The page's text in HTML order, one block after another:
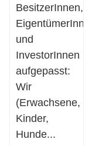
BesitzerInnen,
und
InvestorInnen
aufgepasst:
Wir
(Erwachsene,
Kinder,
Hunde...